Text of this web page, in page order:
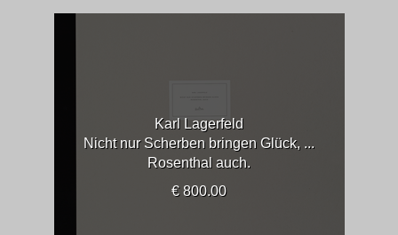
Karl Lagerfeld
Nicht nur Scherben bringen Glück, ...
Rosenthal auch.
€ 800.00